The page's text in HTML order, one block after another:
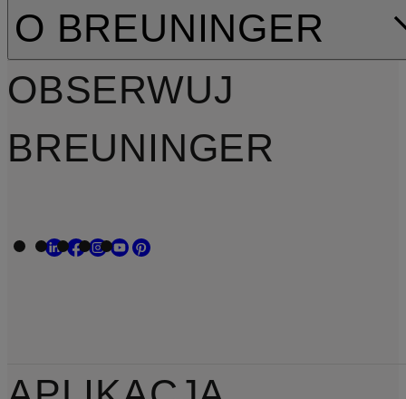
O BREUNINGER
OBSERWUJ
BREUNINGER